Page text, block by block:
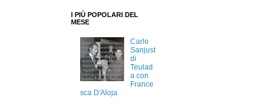
I PIÙ POPOLARI DEL
MESE
Carlo
Sanjust
di
Teulad
a con
France
sca D'Aloja